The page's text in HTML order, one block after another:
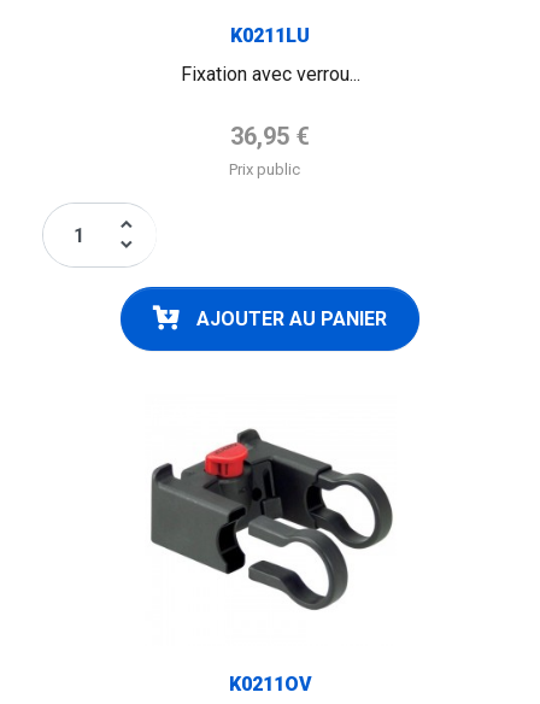
K0211LU
Fixation avec verrou...
Prix de base
36,95 €
Prix public
keyboard_arrow_up
keyboard_arrow_down
AJOUTER AU PANIER
K0211OV